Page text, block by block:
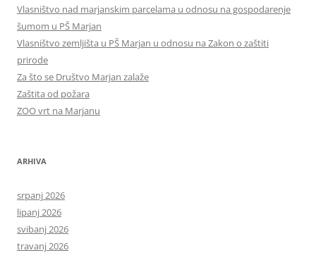
Vlasništvo nad marjanskim parcelama u odnosu na gospodarenje
šumom u PŠ Marjan
Vlasništvo zemljišta u PŠ Marjan u odnosu na Zakon o zaštiti
prirode
Za što se Društvo Marjan zalaže
Zaštita od požara
ZOO vrt na Marjanu
ARHIVA
srpanj 2026
lipanj 2026
svibanj 2026
travanj 2026